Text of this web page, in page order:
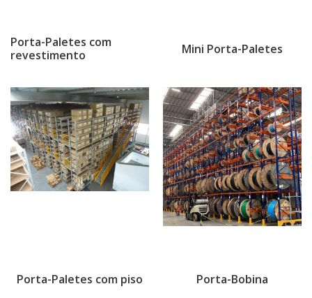
Porta-Paletes com
revestimento
Mini Porta-Paletes
Porta-Paletes com piso Porta-Bobina